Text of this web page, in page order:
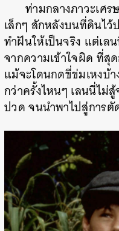
ท่ามกลางภาวะเศ
เล็กๆ สักหลังบนที่ดินไว้
ทำฝันให้เป็นจริง แต่เล
จากความเข้าใจผิด ที่สุ
แม้จะโดนกดขี่ข่มเหงบ้า
กว่าครั้งไหนๆ เลนนี่ไม่
ปวดจนนำพาไปสู่การ